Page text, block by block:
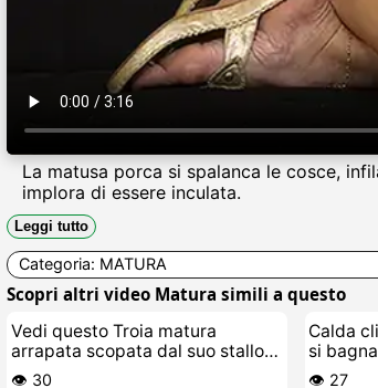
La matusa porca si spalanca le cosce,
implora di essere inculata.
Leggi tutto
Categoria: MATURA
Scopri altri video Matura simili a questo
Vedi questo Troia matura
arrapata scopata dal suo stallone
giovane
👁️ 30
Calda
si
👁️ 27